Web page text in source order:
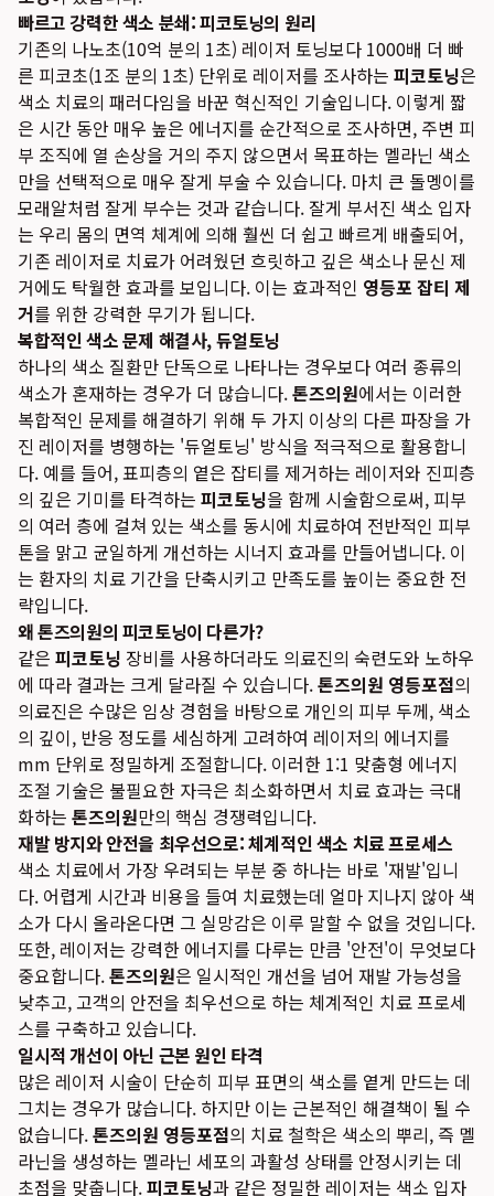
빠르고 강력한 색소 분쇄: 피코토닝의 원리
기존의 나노초(10억 분의 1초) 레이저 토닝보다 1000배 더 빠
른 피코초(1조 분의 1초) 단위로 레이저를 조사하는 피코토닝은
색소 치료의 패러다임을 바꾼 혁신적인 기술입니다. 이렇게 짧
은 시간 동안 매우 높은 에너지를 순간적으로 조사하면, 주변 피
부 조직에 열 손상을 거의 주지 않으면서 목표하는 멜라닌 색소
만을 선택적으로 매우 잘게 부술 수 있습니다. 마치 큰 돌멩이를
모래알처럼 잘게 부수는 것과 같습니다. 잘게 부서진 색소 입자
는 우리 몸의 면역 체계에 의해 훨씬 더 쉽고 빠르게 배출되어,
기존 레이저로 치료가 어려웠던 흐릿하고 깊은 색소나 문신 제
거에도 탁월한 효과를 보입니다. 이는 효과적인 영등포 잡티 제
거를 위한 강력한 무기가 됩니다.
복합적인 색소 문제 해결사, 듀얼토닝
하나의 색소 질환만 단독으로 나타나는 경우보다 여러 종류의
색소가 혼재하는 경우가 더 많습니다.톤즈의원에서는 이러한
복합적인 문제를 해결하기 위해 두 가지 이상의 다른 파장을 가
진 레이저를 병행하는 '듀얼토닝' 방식을 적극적으로 활용합니
다. 예를 들어, 표피층의 옅은 잡티를 제거하는 레이저와 진피층
의 깊은 기미를 타격하는 피코토닝을 함께 시술함으로써, 피부
의 여러 층에 걸쳐 있는 색소를 동시에 치료하여 전반적인 피부
톤을 맑고 균일하게 개선하는 시너지 효과를 만들어냅니다. 이
는 환자의 치료 기간을 단축시키고 만족도를 높이는 중요한 전
략입니다.
왜 톤즈의원의 피코토닝이 다른가?
같은 피코토닝 장비를 사용하더라도 의료진의 숙련도와 노하우
에 따라 결과는 크게 달라질 수 있습니다.톤즈의원 영등포점의
의료진은 수많은 임상 경험을 바탕으로 개인의 피부 두께, 색소
의 깊이, 반응 정도를 세심하게 고려하여 레이저의 에너지를
mm 단위로 정밀하게 조절합니다. 이러한 1:1 맞춤형 에너지
조절 기술은 불필요한 자극은 최소화하면서 치료 효과는 극대
화하는 톤즈의원만의 핵심 경쟁력입니다.
재발 방지와 안전을 최우선으로: 체계적인 색소 치료 프로세스
색소 치료에서 가장 우려되는 부분 중 하나는 바로 '재발'입니
다. 어렵게 시간과 비용을 들여 치료했는데 얼마 지나지 않아 색
소가 다시 올라온다면 그 실망감은 이루 말할 수 없을 것입니다.
또한, 레이저는 강력한 에너지를 다루는 만큼 '안전'이 무엇보다
중요합니다.톤즈의원은 일시적인 개선을 넘어 재발 가능성을
낮추고, 고객의 안전을 최우선으로 하는 체계적인 치료 프로세
스를 구축하고 있습니다.
일시적 개선이 아닌 근본 원인 타격
많은 레이저 시술이 단순히 피부 표면의 색소를 옅게 만드는 데
그치는 경우가 많습니다. 하지만 이는 근본적인 해결책이 될 수
없습니다.톤즈의원 영등포점의 치료 철학은 색소의 뿌리, 즉 멜
라닌을 생성하는 멜라닌 세포의 과활성 상태를 안정시키는 데
초점을 맞춥니다.피코토닝과 같은 정밀한 레이저는 색소 입자